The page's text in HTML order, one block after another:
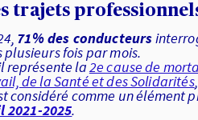
trajets
71% des conducteurs
fois par mois.
représente la2e cause de
de la Santé et des Solidarités
considéré comme un élément
2025.